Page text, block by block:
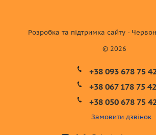
© 2026
Розробка та підтримка сайту -
+38 093 678 75
+38 067 178 75 42
+38 050 678 75
Замовити дзвінок